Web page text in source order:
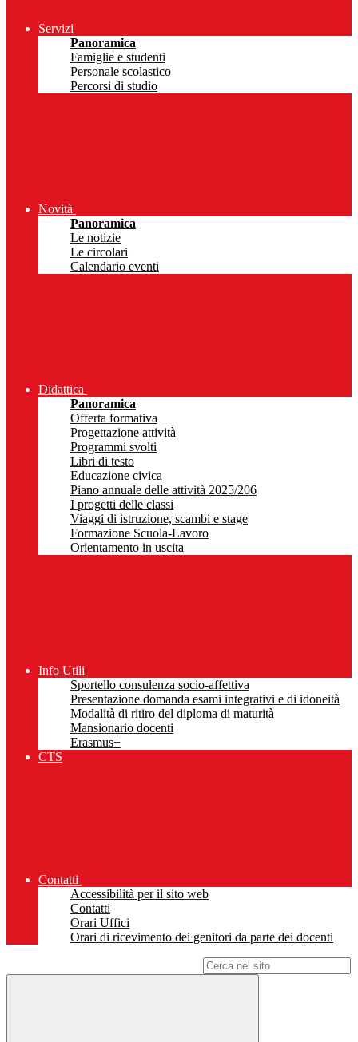
Servizi
Panoramica
Famiglie e studenti
Personale scolastico
Percorsi di studio
Novità
Panoramica
Le notizie
Le circolari
Calendario eventi
Didattica
Panoramica
Offerta formativa
Progettazione attività
Programmi svolti
Libri di testo
Educazione civica
Piano annuale delle attività 2025/206
I progetti delle classi
Viaggi di istruzione, scambi e stage
Formazione Scuola-Lavoro
Orientamento in uscita
Info Utili
Sportello consulenza socio-affettiva
Presentazione domanda esami integrativi e di idoneità
Modalità di ritiro del diploma di maturità
Mansionario docenti
Erasmus+
CTS
Contatti
Accessibilità per il sito web
Contatti
Orari Uffici
Orari di ricevimento dei genitori da parte dei docenti